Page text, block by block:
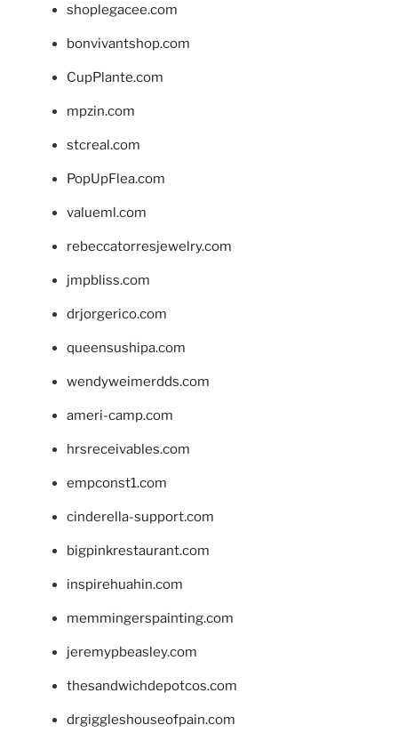
shoplegacee.com
bonvivantshop.com
CupPlante.com
mpzin.com
stcreal.com
PopUpFlea.com
valueml.com
rebeccatorresjewelry.com
jmpbliss.com
drjorgerico.com
queensushipa.com
wendyweimerdds.com
ameri-camp.com
hrsreceivables.com
empconst1.com
cinderella-support.com
bigpinkrestaurant.com
inspirehuahin.com
memmingerspainting.com
jeremypbeasley.com
thesandwichdepotcos.com
drgiggleshouseofpain.com